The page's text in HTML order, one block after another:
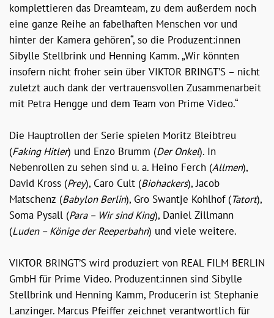
komplettieren das Dreamteam, zu dem außerdem noch
eine ganze Reihe an fabelhaften Menschen vor und
hinter der Kamera gehören“, so die Produzent:innen
Sibylle Stellbrink und Henning Kamm. „Wir könnten
insofern nicht froher sein über VIKTOR BRINGT’S – nicht
zuletzt auch dank der vertrauensvollen Zusammenarbeit
mit Petra Hengge und dem Team von Prime Video.“
Die Hauptrollen der Serie spielen Moritz Bleibtreu
(Faking Hitler) und Enzo Brumm (Der Onkel). In
Nebenrollen zu sehen sind u. a. Heino Ferch (Allmen),
David Kross (Prey), Caro Cult (Biohackers), Jacob
Matschenz (Babylon Berlin), Gro Swantje Kohlhof (Tatort),
Soma Pysall (Para – Wir sind King), Daniel Zillmann
(Luden – Könige der Reeperbahn) und viele weitere.
VIKTOR BRINGT’S wird produziert von REAL FILM BERLIN
GmbH für Prime Video. Produzent:innen sind Sibylle
Stellbrink und Henning Kamm, Producerin ist Stephanie
Lanzinger. Marcus Pfeiffer zeichnet verantwortlich für